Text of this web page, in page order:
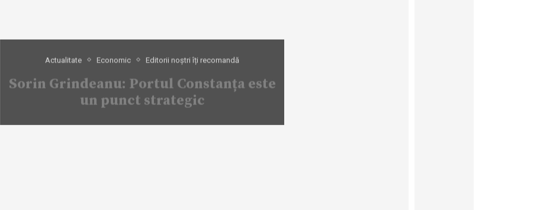
Actualitate Economic Editorii noștri îți recomandă
Sorin Grindeanu: Portul Constanța este
un punct strategic
08/11/2022